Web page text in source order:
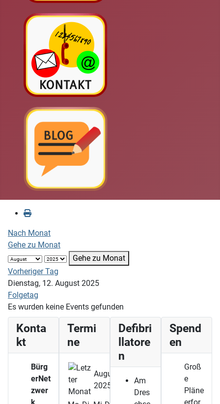
Nach Monat
Gehe zu Monat
Gehe zu Monat
Vorheriger Tag
Dienstag, 12. August 2025
Folgetag
Es wurden keine Events gefunden
Konta
kt
Bürg
erNet
zwer
Termi
ne
August
2025
Defibri
llatore
n
Am
Dres
Spend
en
Groß
e
Pläne